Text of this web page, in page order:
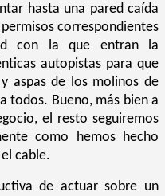
hasta una pared caída
correspondientes
con la que entran la
autopistas para que
aspas de los molinos de
todos. Bueno, más bien a
el resto seguiremos
como hemos hecho
cable.
de actuar sobre un